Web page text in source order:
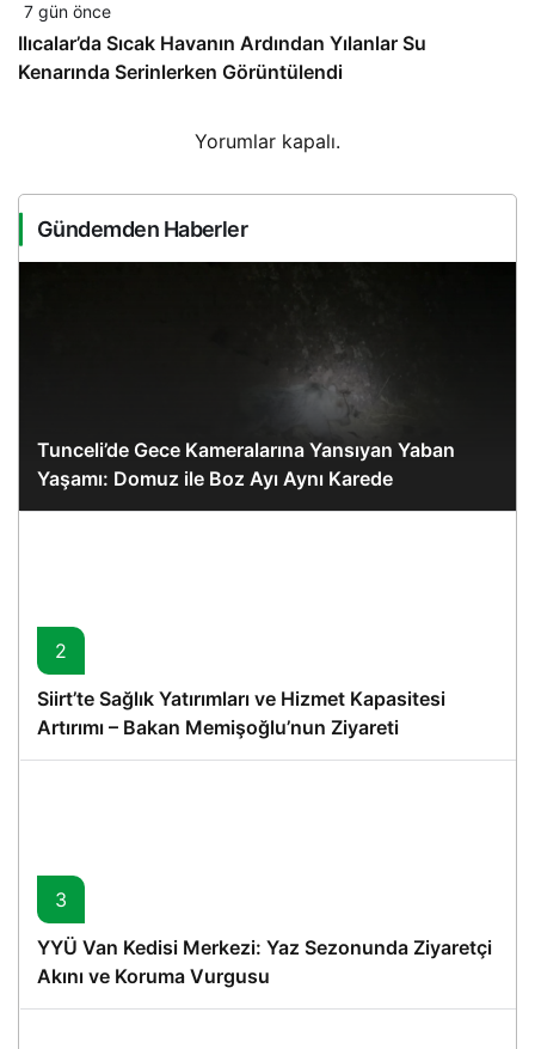
7 gün önce
Ilıcalar’da Sıcak Havanın Ardından Yılanlar Su
Kenarında Serinlerken Görüntülendi
Yorumlar kapalı.
Gündemden Haberler
Tunceli’de Gece Kameralarına Yansıyan Yaban
Yaşamı: Domuz ile Boz Ayı Aynı Karede
2
Siirt’te Sağlık Yatırımları ve Hizmet Kapasitesi
Artırımı – Bakan Memişoğlu’nun Ziyareti
3
YYÜ Van Kedisi Merkezi: Yaz Sezonunda Ziyaretçi
Akını ve Koruma Vurgusu